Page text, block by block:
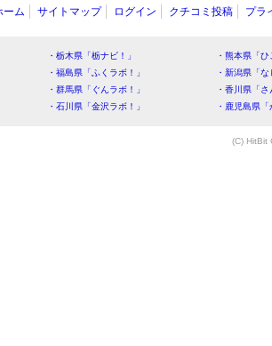
ーム サイトマップ ログイン クチコミ投稿 プラ
・栃木県「栃ナビ！」
・熊本県「
・福島県「ふくラボ！」
・新潟県「
・群馬県「ぐんラボ！」
・香川県「
・石川県「金沢ラボ！」
・鹿児島県
(C) HitBit